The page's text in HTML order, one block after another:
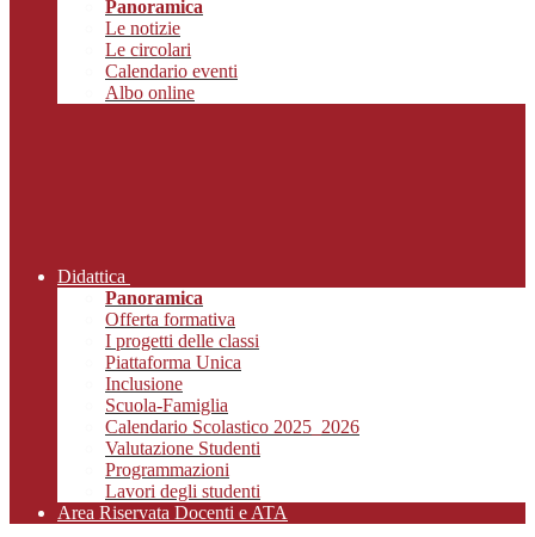
Panoramica
Le notizie
Le circolari
Calendario eventi
Albo online
Didattica
Panoramica
Offerta formativa
I progetti delle classi
Piattaforma Unica
Inclusione
Scuola-Famiglia
Calendario Scolastico 2025_2026
Valutazione Studenti
Programmazioni
Lavori degli studenti
Area Riservata Docenti e ATA